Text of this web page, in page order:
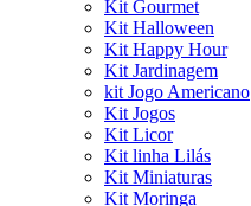
Kit Gourmet
Kit Halloween
Kit Happy Hour
Kit Jardinagem
kit Jogo Americano
Kit Jogos
Kit Licor
Kit linha Lilás
Kit Miniaturas
Kit Moringa